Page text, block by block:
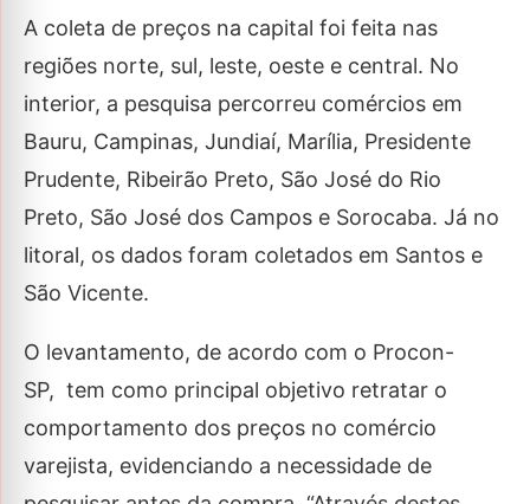
A coleta de preços na capital foi feita nas
regiões norte, sul, leste, oeste e central. No
interior, a pesquisa percorreu comércios em
Bauru, Campinas, Jundiaí, Marília, Presidente
Prudente, Ribeirão Preto, São José do Rio
Preto, São José dos Campos e Sorocaba. Já no
litoral, os dados foram coletados em Santos e
São Vicente.
O levantamento, de acordo com o Procon-
SP, tem como principal objetivo retratar o
comportamento dos preços no comércio
varejista, evidenciando a necessidade de